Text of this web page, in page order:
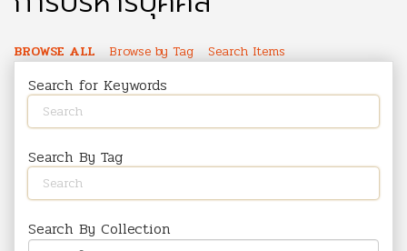
BROWSE ALL Browse by Tag Search Items
Search for Keywords
Search By Tag
Search By Collection